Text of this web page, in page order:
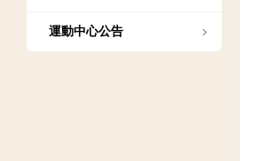
運動中心公告